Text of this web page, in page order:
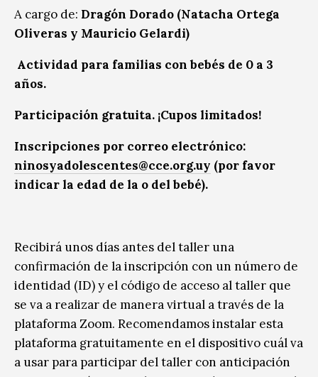
A cargo de: Dragón Dorado (Natacha Ortega
Oliveras y Mauricio Gelardi)
Actividad para familias con bebés de 0 a 3
años.
Participación gratuita. ¡Cupos limitados!
Inscripciones por correo electrónico:
ninosyadolescentes@cce.org.uy (por favor
indicar la edad de la o del bebé).
Recibirá unos días antes del taller una
confirmación de la inscripción con un número de
identidad (ID) y el código de acceso al taller que
se va a realizar de manera virtual a través de la
plataforma Zoom. Recomendamos instalar esta
plataforma gratuitamente en el dispositivo cuál va
a usar para participar del taller con anticipación